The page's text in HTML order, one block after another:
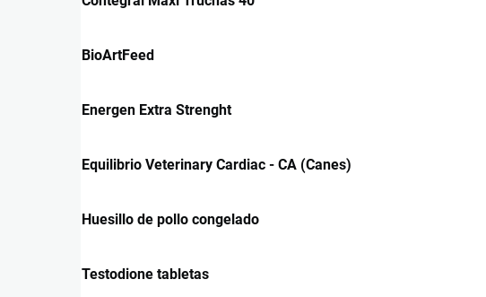
BioArtFeed
Energen Extra Strenght
Equilibrio Veterinary Cardiac - CA (Canes)
Huesillo de pollo congelado
Testodione tabletas